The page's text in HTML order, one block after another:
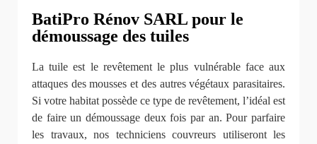
BatiPro Rénov SARL pour le
démoussage des tuiles
La tuile est le revêtement le plus vulnérable face aux
attaques des mousses et des autres végétaux parasitaires.
Si votre habitat possède ce type de revêtement, l’idéal est
de faire un démoussage deux fois par an. Pour parfaire
les travaux, nos techniciens couvreurs utiliseront les